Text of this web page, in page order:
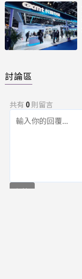
討論區
共有 0則留言
規範